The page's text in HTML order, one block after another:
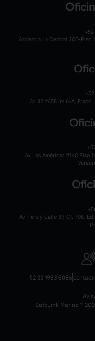
Acceso a La Central 300-Piso
Av. 32 #458 int 6-A, Fracc.
Av. Las Américas #140 Piso
Av. Perú y Calle 39, Of. 708,
52 33 1983 8086
SafeLink Marine ©